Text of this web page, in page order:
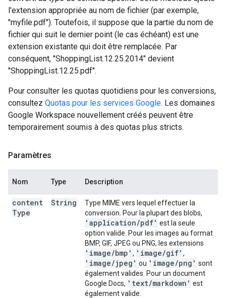
l'extension appropriée au nom de fichier (par exemple,
"myfile.pdf"). Toutefois, il suppose que la partie du nom de
fichier qui suit le dernier point (le cas échéant) est une
extension existante qui doit être remplacée. Par
conséquent, "ShoppingList.12.25.2014" devient
"ShoppingList.12.25.pdf".
Pour consulter les quotas quotidiens pour les conversions,
consultez Quotas pour les services Google. Les domaines
Google Workspace nouvellement créés peuvent être
temporairement soumis à des quotas plus stricts.
Paramètres
Nom Type Description
content
Type
String
Type MIME vers lequel effectuer la
conversion. Pour la plupart des blobs,
'application/pdf' est la seule
option valide. Pour les images au format
BMP, GIF, JPEG ou PNG, les extensions
'image/bmp' , 'image/gif' ,
'image/jpeg' ou 'image/png' sont
également valides. Pour un document
Google Docs, 'text/markdown' est
également valide.